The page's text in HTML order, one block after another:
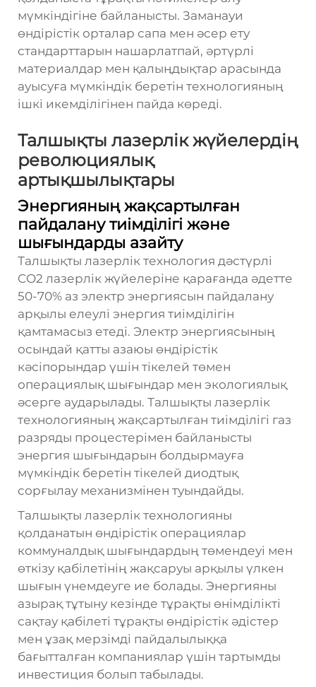
мүмкіндігіне байланысты. Заманауи
өндірістік орталар сапа мен әсер ету
стандарттарын нашарлатпай, әртүрлі
материалдар мен қалыңдықтар арасында
ауысуға мүмкіндік беретін технологияның
ішкі икемділігінен пайда көреді.
Талшықты лазерлік жүйелердің
революциялық
артықшылықтары
Энергияның жақсартылған
пайдалану тиімділігі және
шығындарды азайту
Талшықты лазерлік технология дәстүрлі
CO2 лазерлік жүйелеріне қарағанда әдетте
50-70% аз электр энергиясын пайдалану
арқылы елеулі энергия тиімділігін
қамтамасыз етеді. Электр энергиясының
осындай қатты азаюы өндірістік
кәсіпорындар үшін тікелей төмен
операциялық шығындар мен экологиялық
әсерге аударылады. Талшықты лазерлік
технологияның жақсартылған тиімділігі газ
разряды процестерімен байланысты
энергия шығындарын болдырмауға
мүмкіндік беретін тікелей диодтық
сорғылау механизмінен туындайды.
Талшықты лазерлік технологияны
қолданатын өндірістік операциялар
коммуналдық шығындардың төмендеуі мен
өткізу қабілетінің жақсаруы арқылы үлкен
шығын үнемдеуге ие болады. Энергияны
азырақ тұтыну кезінде тұрақты өнімділікті
сақтау қабілеті тұрақты өндірістік әдістер
мен ұзақ мерзімді пайдалылыққа
бағытталған компаниялар үшін тартымды
инвестиция болып табылады.